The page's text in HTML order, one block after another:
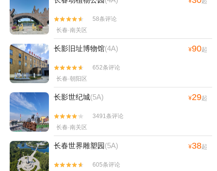


58条评论
长春·南关区
长影旧址博物馆(4A) ¥90起


652条评论
长春·朝阳区
长影世纪城(5A) ¥29起


3491条评论
长春·南关区
长春世界雕塑园(5A) ¥38起

 605条评论